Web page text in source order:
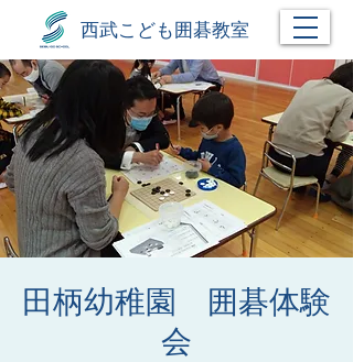
西武こども囲碁教室
田柄幼稚園 囲碁体験
会